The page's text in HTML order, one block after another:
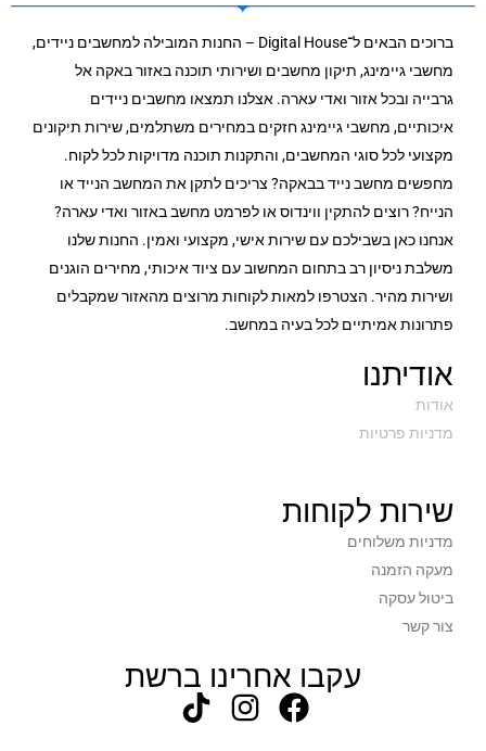
ברוכים הבאים ל־Digital House – החנות המובילה למחשבים ניידים,
מחשבי גיימינג, תיקון מחשבים ושירותי תוכנה באזור באקה אל
גרבייה ובכל אזור ואדי עארה. אצלנו תמצאו מחשבים ניידים
איכותיים, מחשבי גיימינג חזקים במחירים משתלמים, שירות תיקונים
מקצועי לכל סוגי המחשבים, והתקנות תוכנה מדויקות לכל לקוח.
מחפשים מחשב נייד בבאקה? צריכים לתקן את המחשב הנייד או
הנייח? רוצים להתקין ווינדוס או לפרמט מחשב באזור ואדי עארה?
אנחנו כאן בשבילכם עם שירות אישי, מקצועי ואמין. החנות שלנו
משלבת ניסיון רב בתחום המחשוב עם ציוד איכותי, מחירים הוגנים
ושירות מהיר. הצטרפו למאות לקוחות מרוצים מהאזור שמקבלים
פתרונות אמיתיים לכל בעיה במחשב.
אודיתנו
אודות
מדניות פרטיות
שירות לקוחות
מדניות משלוחים
מעקה הזמנה
ביטול עסקה
צור קשר
עקבו אחרינו ברשת